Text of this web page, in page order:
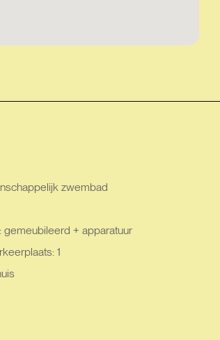
zwembad
gemeubileerd + apparatuur
1